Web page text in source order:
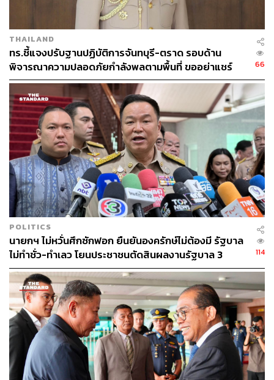
THAILAND
ทร.ชี้แจงปรับฐานปฏิบัติการจันทบุรี-ตราด รอบด้าน
พิจารณาความปลอดภัยกำลังพลตามพื้นที่ ขออย่าแชร์
ข้อมูลกระทบความมั่นคง
66
POLITICS
นายกฯ ไม่หวั่นศึกซักฟอก ยืนยันองครักษ์ไม่ต้องมี รัฐบาล
ไม่ทำชั่ว-ทำเลว โยนประชาชนตัดสินผลงานรัฐบาล 3
เดือน
114